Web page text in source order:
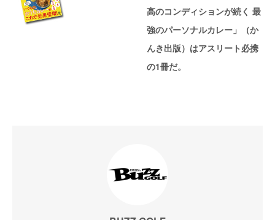
高のコンディションが続く 最
強のパーソナルカレー」（か
んき出版）はアスリート必携
の1冊だ。